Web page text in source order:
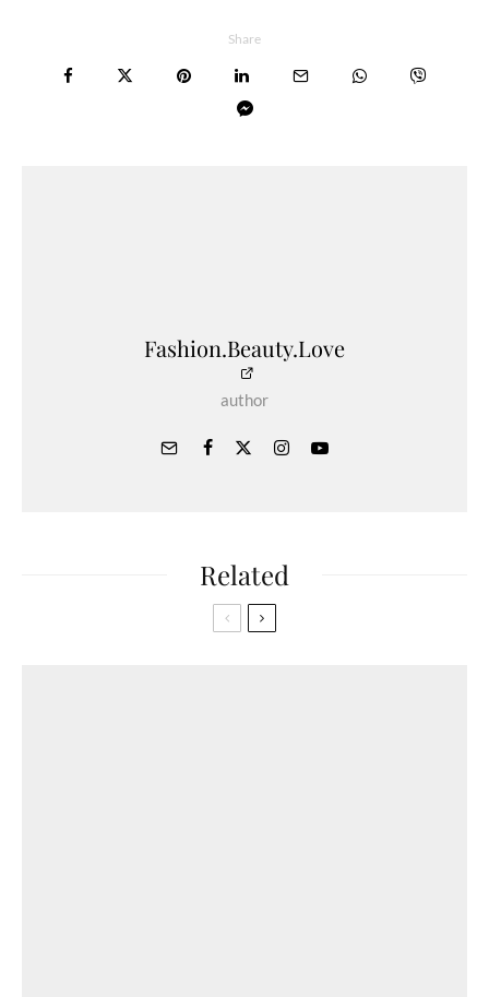
Share
Fashion.Beauty.Love
author
Related